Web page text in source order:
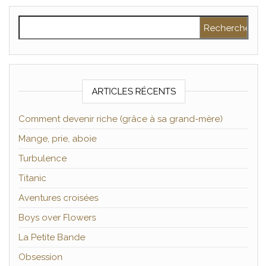
ARTICLES RÉCENTS
Comment devenir riche (grâce à sa grand-mère)
Mange, prie, aboie
Turbulence
Titanic
Aventures croisées
Boys over Flowers
La Petite Bande
Obsession